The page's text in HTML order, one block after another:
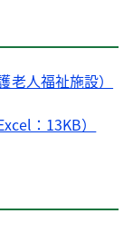
人福祉施設）
：13KB）